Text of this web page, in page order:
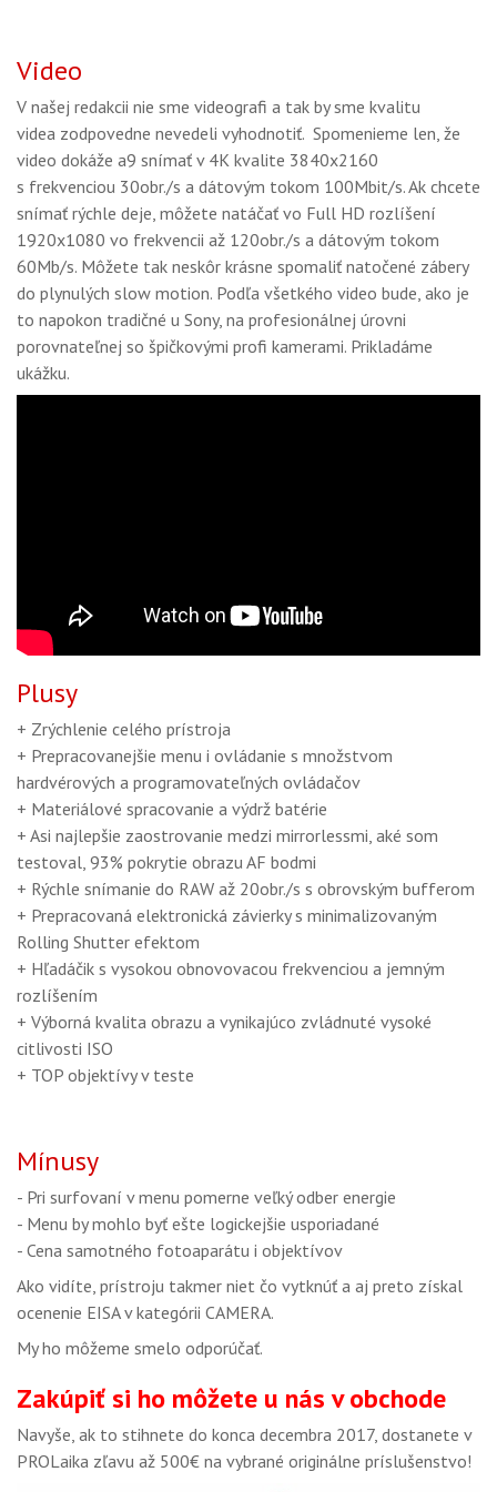
Video
V našej redakcii nie sme videografi a tak by sme kvalitu
videa zodpovedne nevedeli vyhodnotiť. Spomenieme len, že
video dokáže a9 snímať v 4K kvalite 3840x2160
s frekvenciou 30obr./s a dátovým tokom 100Mbit/s. Ak chcete
snímať rýchle deje, môžete natáčať vo Full HD rozlíšení
1920x1080 vo frekvencii až 120obr./s a dátovým tokom
60Mb/s. Môžete tak neskôr krásne spomaliť natočené zábery
do plynulých slow motion. Podľa všetkého video bude, ako je
to napokon tradičné u Sony, na profesionálnej úrovni
porovnateľnej so špičkovými profi kamerami. Prikladáme
ukážku.
Plusy
+ Zrýchlenie celého prístroja
+ Prepracovanejšie menu i ovládanie s množstvom
hardvérových a programovateľných ovládačov
+ Materiálové spracovanie a výdrž batérie
+ Asi najlepšie zaostrovanie medzi mirrorlessmi, aké som
testoval, 93% pokrytie obrazu AF bodmi
+ Rýchle snímanie do RAW až 20obr./s s obrovským bufferom
+ Prepracovaná elektronická závierky s minimalizovaným
Rolling Shutter efektom
+ Hľadáčik s vysokou obnovovacou frekvenciou a jemným
rozlíšením
+ Výborná kvalita obrazu a vynikajúco zvládnuté vysoké
citlivosti ISO
+ TOP objektívy v teste
Mínusy
- Pri surfovaní v menu pomerne veľký odber energie
- Menu by mohlo byť ešte logickejšie usporiadané
- Cena samotného fotoaparátu i objektívov
Ako vidíte, prístroju takmer niet čo vytknúť a aj preto získal
ocenenie EISA v kategórii CAMERA.
My ho môžeme smelo odporúčať.
Zakúpiť si ho môžete u nás v obchode
Navyše, ak to stihnete do konca decembra 2017, dostanete v
PROLaika zľavu až 500€ na vybrané originálne príslušenstvo!